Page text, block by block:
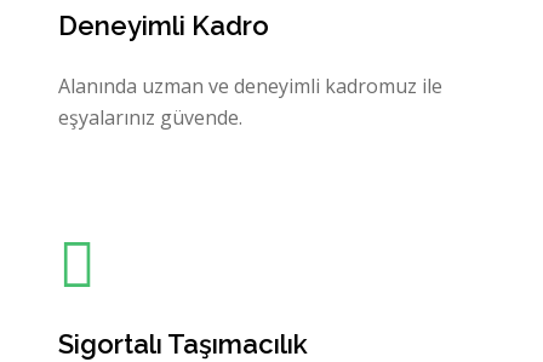
Deneyimli Kadro
Alanında uzman ve deneyimli kadromuz ile
eşyalarınız güvende.
Sigortalı Taşımacılık